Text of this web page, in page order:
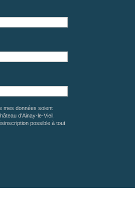
mes données soient
d'Ainay-le-Vieil,
possible à tout